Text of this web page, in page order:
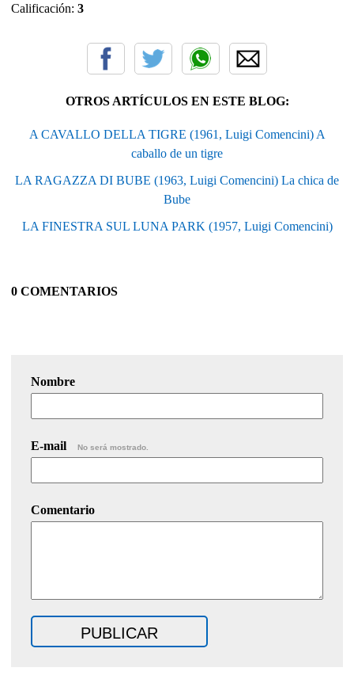
Calificación: 3
OTROS ARTÍCULOS EN ESTE BLOG:
A CAVALLO DELLA TIGRE (1961, Luigi Comencini) A
caballo de un tigre
LA RAGAZZA DI BUBE (1963, Luigi Comencini) La chica de
Bube
LA FINESTRA SUL LUNA PARK (1957, Luigi Comencini)
0 COMENTARIOS
Nombre
E-mail No será mostrado.
Comentario